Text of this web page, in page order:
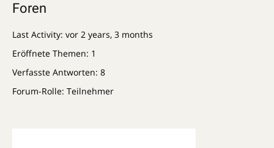
Foren
Last Activity: vor 2 years, 3 months
Eröffnete Themen: 1
Verfasste Antworten: 8
Forum-Rolle: Teilnehmer